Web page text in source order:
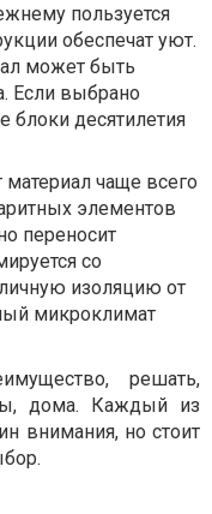
пользуется
обеспечат уют.
может быть
Если выбрано
блоки десятилетия
чаще всего
элементов
переносит
со
изоляцию от
микроклимат
решать,
дома. Каждый из
внимания, но стоит